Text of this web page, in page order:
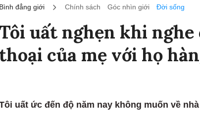
Bình đẳng giới Chính sách Góc nhìn giới Đời sống
Tôi uất nghẹn khi nghe
thoại của mẹ với họ
uất ức đến độ năm nay không muốn về